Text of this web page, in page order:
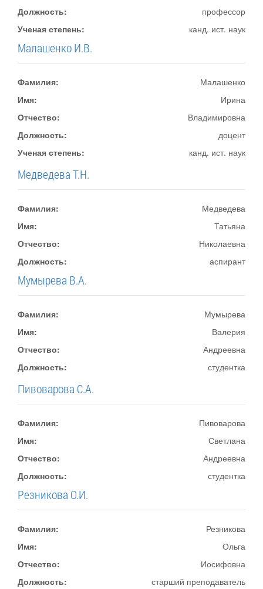
Должность:
профессор
Ученая степень:
канд. ист. наук
Малашенко И.В.
Фамилия:
Малашенко
Имя:
Ирина
Отчество:
Владимировна
Должность:
доцент
Ученая степень:
канд. ист. наук
Медведева Т.Н.
Фамилия:
Медведева
Имя:
Татьяна
Отчество:
Николаевна
Должность:
аспирант
Мумырева В.А.
Фамилия:
Мумырева
Имя:
Валерия
Отчество:
Андреевна
Должность:
студентка
Пивоварова С.А.
Фамилия:
Пивоварова
Имя:
Светлана
Отчество:
Андреевна
Должность:
студентка
Резникова О.И.
Фамилия:
Резникова
Имя:
Ольга
Отчество:
Иосифовна
Должность:
старший преподаватель